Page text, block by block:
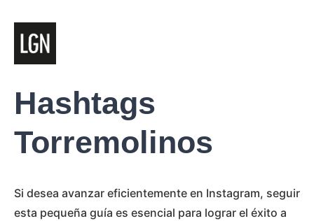
Hashtags
Torremolinos
Si desea avanzar eficientemente en Instagram, seguir
esta pequeña guía es esencial para lograr el éxito a